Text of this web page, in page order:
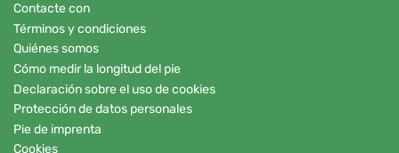
Contacte con
Términos y condiciones
Quiénes somos
Cómo medir la longitud del pie
Declaración sobre el uso de cookies
Protección de datos personales
Pie de imprenta
Cookies